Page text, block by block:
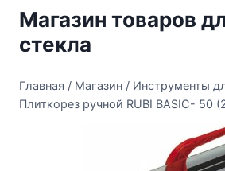
Перейти
содержимому
Магазин товаров
стекла
Главная / Магазин / Инструменты
Плиткорез ручной RUBI BASIC- 50